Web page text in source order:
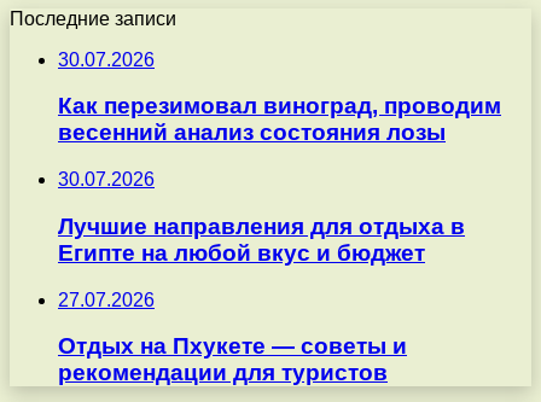
Последние записи
30.07.2026
Как перезимовал виноград, проводим
весенний анализ состояния лозы
30.07.2026
Лучшие направления для отдыха в
Египте на любой вкус и бюджет
27.07.2026
Отдых на Пхукете — советы и
рекомендации для туристов